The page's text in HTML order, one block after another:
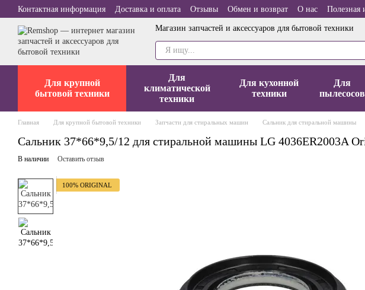
Перейти к основному контенту
Контактная информация Доставка и оплата Отзывы Обмен и возврат О нас Полезная
Магазин запчастей и аксессуаров для бытовой техники
Для крупной
бытовой техники
Для
климатической
техники
Для кухонной
техники
Для
пылесосов
Главная Для крупной бытовой техники Запчасти для стиральных машин Сальник для стиральной машины
Сальник 37*66*9,5/12 для стиральной машины LG 4036ER2003A
В наличии Оставить отзыв
100% ORIGINAL